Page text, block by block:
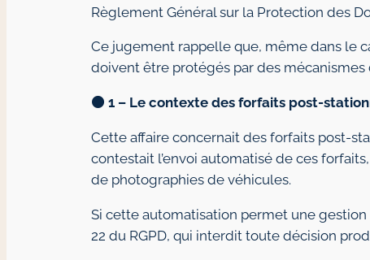
Règlement Général sur la Protection des
Ce jugement rappelle que, même dans le
doivent être protégés par des
🟠 1 – Le contexte des forfaits post-
Cette affaire concernait des forfaits post-
contestait l’envoi automatisé de ces
de photographies de véhicules.
Si cette automatisation permet une
22 du RGPD, qui interdit toute décision